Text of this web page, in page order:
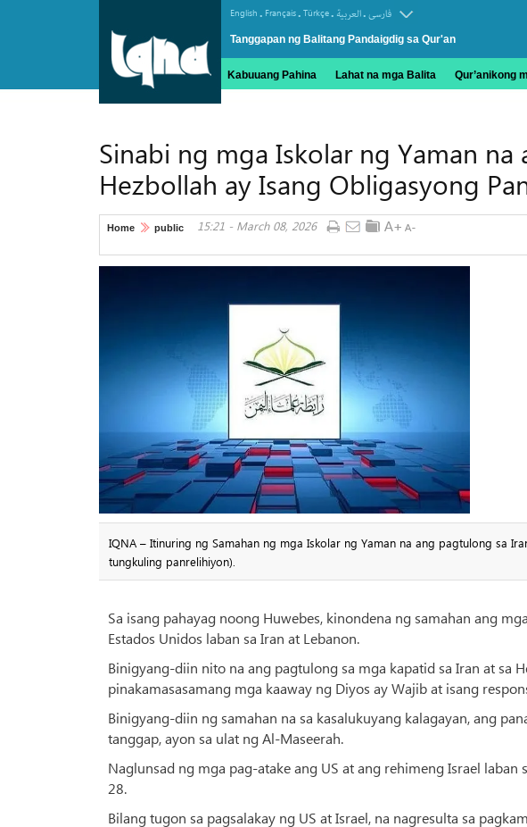
English . Français. Türkçe. العربیة.فارسی
Tanggapan ng Balitang Pandaigdig sa Qur'an
Kabuuang Pahina Lahat na mga Balita Qur’anikong
Sinabi ng mga Iskolar ng Yaman
Hezbollah ay Isang Obligasyong
Home public 15:21 - March 08, 2026
IQNA – Itinuring ng Samahan ng mga Iskolar ng Yaman na ang pagtulong sa
tungkuling panrelihiyon).
Sa isang pahayag noong Huwebes, kinondena ng samahan ang
Estados Unidos laban sa Iran at Lebanon.
Binigyang-diin nito na ang pagtulong sa mga kapatid sa Iran at sa
pinakamasasamang mga kaaway ng Diyos ay Wajib at isang
Binigyang-diin ng samahan na sa kasalukuyang kalagayan, ang
tanggap, ayon sa ulat ng Al-Maseerah.
Naglunsad ng mga pag-atake ang US at ang rehimeng Israel
28.
Bilang tugon sa pagsalakay ng US at Israel, na nagresulta sa